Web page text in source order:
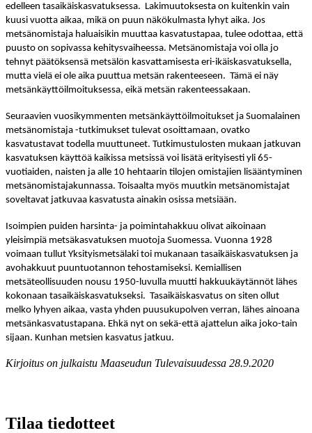
edelleen tasaikäiskasvatuksessa. Lakimuutoksesta on kuitenkin vain
kuusi vuotta aikaa, mikä on puun näkökulmasta lyhyt aika. Jos
metsänomistaja haluaisikin muuttaa kasvatustapaa, tulee odottaa, että
puusto on sopivassa kehitysvaiheessa. Metsänomistaja voi olla jo
tehnyt päätöksensä metsälön kasvattamisesta eri-ikäiskasvatuksella,
mutta vielä ei ole aika puuttua metsän rakenteeseen. Tämä ei näy
metsänkäyttöilmoituksessa, eikä metsän rakenteessakaan.
Seuraavien vuosikymmenten metsänkäyttöilmoitukset ja Suomalainen
metsänomistaja -tutkimukset tulevat osoittamaan, ovatko
kasvatustavat todella muuttuneet. Tutkimustulosten mukaan jatkuvan
kasvatuksen käyttöä kaikissa metsissä voi lisätä erityisesti yli 65-
vuotiaiden, naisten ja alle 10 hehtaarin tilojen omistajien lisääntyminen
metsänomistajakunnassa. Toisaalta myös muutkin metsänomistajat
soveltavat jatkuvaa kasvatusta ainakin osissa metsiään.
Isoimpien puiden harsinta- ja poimintahakkuu olivat aikoinaan
yleisimpiä metsäkasvatuksen muotoja Suomessa. Vuonna 1928
voimaan tullut Yksityismetsälaki toi mukanaan tasaikäiskasvatuksen ja
avohakkuut puuntuotannon tehostamiseksi. Kemiallisen
metsäteollisuuden nousu 1950-luvulla muutti hakkuukäytännöt lähes
kokonaan tasaikäiskasvatukseksi. Tasaikäiskasvatus on siten ollut
melko lyhyen aikaa, vasta yhden puusukupolven verran, lähes ainoana
metsänkasvatustapana. Ehkä nyt on sekä-että ajattelun aika joko-tain
sijaan. Kunhan metsien kasvatus jatkuu.
Kirjoitus on julkaistu Maaseudun Tulevaisuudessa 28.9.2020
Tilaa tiedotteet